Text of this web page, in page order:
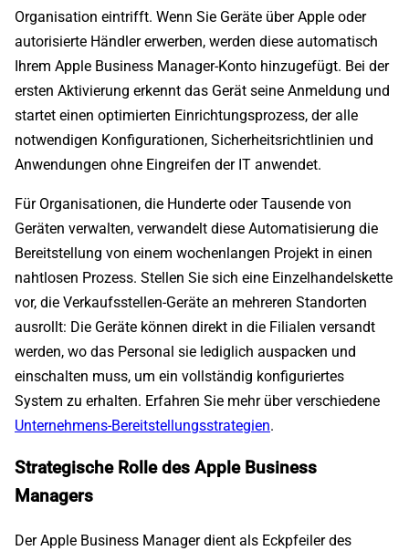
Organisation eintrifft. Wenn Sie Geräte über Apple oder
autorisierte Händler erwerben, werden diese automatisch
Ihrem Apple Business Manager-Konto hinzugefügt. Bei der
ersten Aktivierung erkennt das Gerät seine Anmeldung und
startet einen optimierten Einrichtungsprozess, der alle
notwendigen Konfigurationen, Sicherheitsrichtlinien und
Anwendungen ohne Eingreifen der IT anwendet.
Für Organisationen, die Hunderte oder Tausende von
Geräten verwalten, verwandelt diese Automatisierung die
Bereitstellung von einem wochenlangen Projekt in einen
nahtlosen Prozess. Stellen Sie sich eine Einzelhandelskette
vor, die Verkaufsstellen-Geräte an mehreren Standorten
ausrollt: Die Geräte können direkt in die Filialen versandt
werden, wo das Personal sie lediglich auspacken und
einschalten muss, um ein vollständig konfiguriertes
System zu erhalten. Erfahren Sie mehr über verschiedene
Unternehmens-Bereitstellungsstrategien.
Strategische Rolle des Apple Business
Managers
Der Apple Business Manager dient als Eckpfeiler des